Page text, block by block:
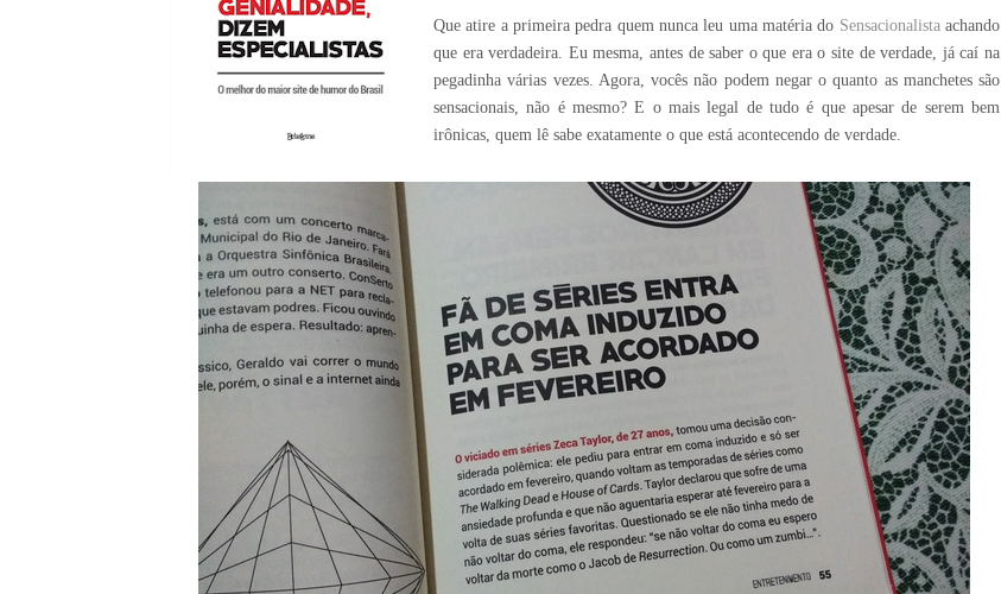
Que atire a primeira pedra quem nunca leu uma matéria do Sensacionalistaachando
que era verdadeira. Eu mesma, antes de saber o que era o site de verdade, já caí na
pegadinha várias vezes. Agora, vocês não podem negar o quanto as manchetes são
sensacionais, não é mesmo? E o mais legal de tudo é que apesar de serem bem
irônicas, quem lê sabe exatamente o que está acontecendo de verdade.